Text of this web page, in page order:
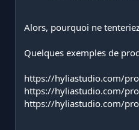
Alors, pourquoi ne
Quelques exemples de
https://hyliastudio.com/
https://hyliastudio.com/
https://hyliastudio.com/